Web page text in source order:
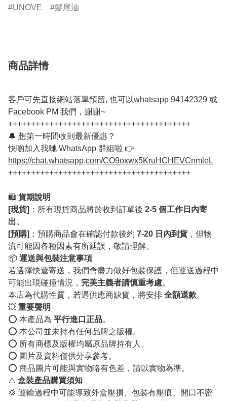
UNOVE 髮尾油
商品詳情
客戶可先直接網站落單預留, 也可以whatsapp 94142329 或
Facebook PM 我們，謝謝~
++++++++++++++++++++++++++++++++++++++++
🔔 想第一時間收到最新優惠？
快啲加入我哋 WhatsApp 群組啦 👉
https://chat.whatsapp.com/CO9oxwx5KruHCHEVCnmleL
++++++++++++++++++++++++++++++++++++++++
🛍️ 貨期說明
[現貨] ：所有現貨商品將於收到訂單後 2-5 個工作日內寄
出。
[預購] ：預購商品會在確認付款後約 7-20 日內到貨，但物
流可能因各種因素有所延誤，敬請理解。
📦 運送與包裝注意事項
若選擇快遞寄送，我們會盡力做好包裝保護，但運送過程中
可能出現碰撞情況， 完美主義者請慎重考慮。
本店為代購性質，若遇供應商缺貨，將安排 全額退款。
💥 重要聲明
⭕️ 本產品為 平行進口正品。
⭕️ 本公司並未持有任何品牌之版權。
⭕️ 所有商標及版權均屬原品牌持有人。
⭕️ 圖片及資料僅供分享參考。
⭕️ 商品圖片可能與實物略有色差，請以實物為準。
⚠️ 盒裝產品購買須知
💢 運輸過程中可能導致外盒壓損、包裝有壓痕、開口不密